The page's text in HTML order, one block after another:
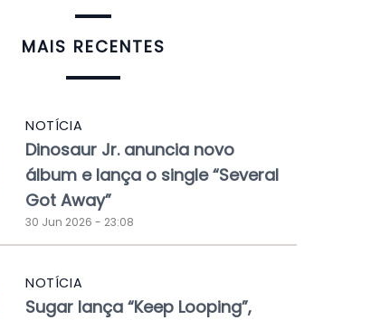
MAIS RECENTES
NOTÍCIA
Dinosaur Jr. anuncia novo
álbum e lança o single “Several
Got Away”
30 Jun 2026 - 23:08
NOTÍCIA
Sugar lança “Keep Looping”,